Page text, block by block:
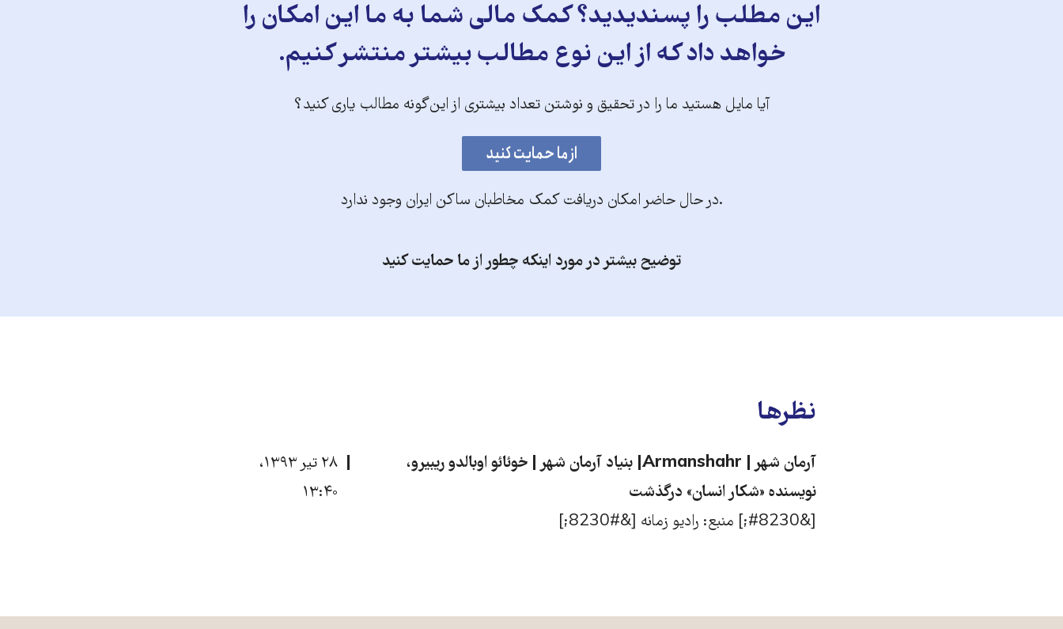
این مطلب را پسندیدید؟ کمک مالی شما به ما این امکان را
خواهد داد که از این نوع مطالب بیشتر منتشر کنیم.
آیا مایل هستید ما را در تحقیق و نوشتن تعداد بیشتری از این‌گونه مطالب یاری کنید؟
.در حال حاضر امکان دریافت کمک مخاطبان ساکن ایران وجود ندارد
توضیح بیشتر در مورد اینکه چطور از ما حمایت کنید
نظرها
آرمان شهر | Armanshahr| بنیاد آرمان شهر | خوئائو اوبالدو ریبیرو،
نویسنده «شکار انسان» درگذشت
۲۸ تیر ۱۳۹۳،
۱۳:۴۰
[&#8230;] منبع: رادیو زمانه [&#8230;]